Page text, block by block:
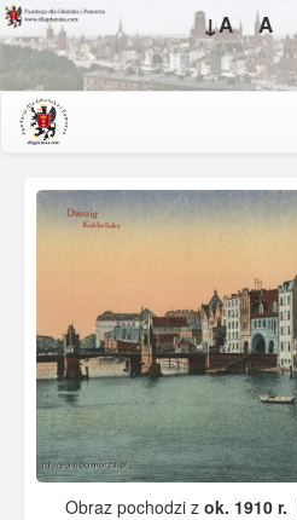
↓A A
Obraz pochodzi z ok. 1910 r.